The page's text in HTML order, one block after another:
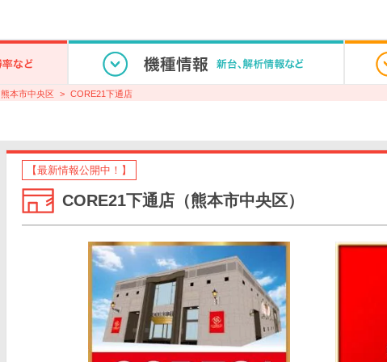
熊本市中央区 CORE21下通店
【最新情報公開中！】
CORE21下通店（熊本市中央区）